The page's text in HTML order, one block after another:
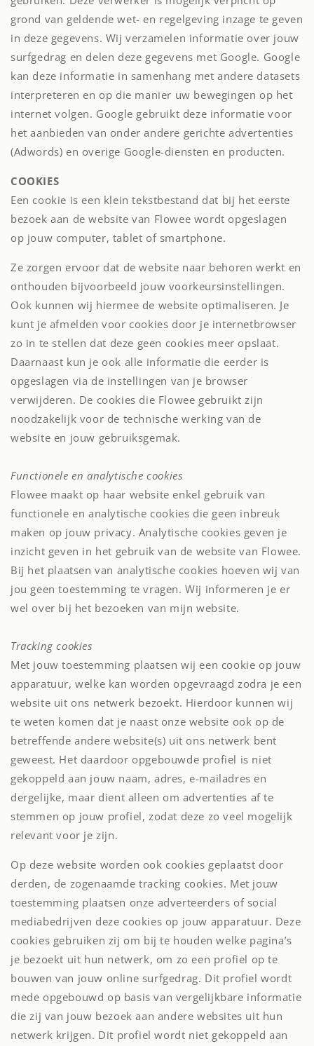
grond van geldende wet- en regelgeving inzage te geven
in deze gegevens. Wij verzamelen informatie over jouw
surfgedrag en delen deze gegevens met Google. Google
kan deze informatie in samenhang met andere datasets
interpreteren en op die manier uw bewegingen op het
internet volgen. Google gebruikt deze informatie voor
het aanbieden van onder andere gerichte advertenties
(Adwords) en overige Google-diensten en producten.
COOKIES
Een cookie is een klein tekstbestand dat bij het eerste
bezoek aan de website van Flowee wordt opgeslagen
op jouw computer, tablet of smartphone.
Ze zorgen ervoor dat de website naar behoren werkt en
onthouden bijvoorbeeld jouw voorkeursinstellingen.
Ook kunnen wij hiermee de website optimaliseren. Je
kunt je afmelden voor cookies door je internetbrowser
zo in te stellen dat deze geen cookies meer opslaat.
Daarnaast kun je ook alle informatie die eerder is
opgeslagen via de instellingen van je browser
verwijderen. De cookies die Flowee gebruikt zijn
noodzakelijk voor de technische werking van de
website en jouw gebruiksgemak.
Functionele en analytische cookies
Flowee maakt op haar website enkel gebruik van
functionele en analytische cookies die geen inbreuk
maken op jouw privacy. Analytische cookies geven je
inzicht geven in het gebruik van de website van Flowee.
Bij het plaatsen van analytische cookies hoeven wij van
jou geen toestemming te vragen. Wij informeren je er
wel over bij het bezoeken van mijn website.
Tracking cookies
Met jouw toestemming plaatsen wij een cookie op jouw
apparatuur, welke kan worden opgevraagd zodra je een
website uit ons netwerk bezoekt. Hierdoor kunnen wij
te weten komen dat je naast onze website ook op de
betreffende andere website(s) uit ons netwerk bent
geweest. Het daardoor opgebouwde profiel is niet
gekoppeld aan jouw naam, adres, e-mailadres en
dergelijke, maar dient alleen om advertenties af te
stemmen op jouw profiel, zodat deze zo veel mogelijk
relevant voor je zijn.
Op deze website worden ook cookies geplaatst door
derden, de zogenaamde tracking cookies. Met jouw
toestemming plaatsen onze adverteerders of social
mediabedrijven deze cookies op jouw apparatuur. Deze
cookies gebruiken zij om bij te houden welke pagina’s
je bezoekt uit hun netwerk, om zo een profiel op te
bouwen van jouw online surfgedrag. Dit profiel wordt
mede opgebouwd op basis van vergelijkbare informatie
die zij van jouw bezoek aan andere websites uit hun
netwerk krijgen. Dit profiel wordt niet gekoppeld aan